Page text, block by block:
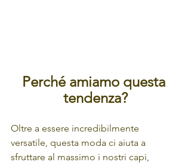
Perché amiamo questa
tendenza?
Oltre a essere incredibilmente
versatile, questa moda ci aiuta a
sfruttare al massimo i nostri capi,